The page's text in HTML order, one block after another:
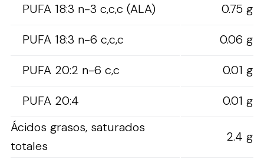
PUFA 18:3 n-3 c,c,c (ALA)
0.75 g
PUFA 18:3 n-6 c,c,c
0.06 g
PUFA 20:2 n-6 c,c
0.01 g
PUFA 20:4
0.01 g
Ácidos grasos, saturados
totales
2.4 g